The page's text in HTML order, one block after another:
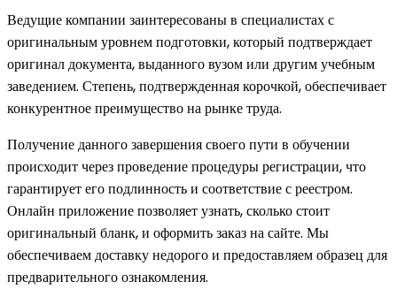
Ведущие компании заинтересованы в специалистах с
оригинальным уровнем подготовки, который подтверждает
оригинал документа, выданного вузом или другим учебным
заведением. Степень, подтвержденная корочкой, обеспечивает
конкурентное преимущество на рынке труда.
Получение данного завершения своего пути в обучении
происходит через проведение процедуры регистрации, что
гарантирует его подлинность и соответствие с реестром.
Онлайн приложение позволяет узнать, сколько стоит
оригинальный бланк, и оформить заказ на сайте. Мы
обеспечиваем доставку недорого и предоставляем образец для
предварительного ознакомления.